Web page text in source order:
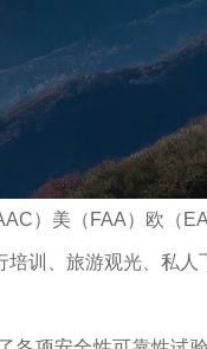
）美（FAA）欧（
训、旅游观光、私